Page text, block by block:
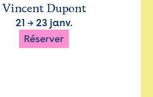
Vincent Dupont
21 → 23 janv.
Réserver